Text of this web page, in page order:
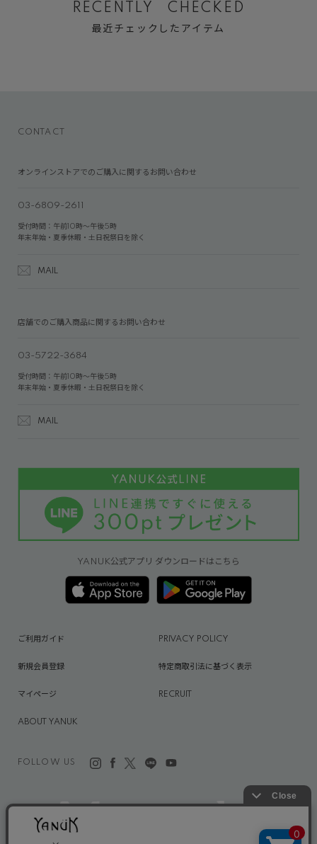
RECENTLY CHECKED
最近チェックしたアイテム
CONTACT
オンラインストアでのご購入に関するお問い合わせ
03-6809-2611
受付時間：午前10時～午後5時
年末年始・夏季休暇・土日祝祭日を除く
MAIL
店舗でのご購入商品に関するお問い合わせ
03-5722-3684
受付時間：午前10時～午後5時
年末年始・夏季休暇・土日祝祭日を除く
MAIL
YANUK公式アプリ ダウンロードはこちら
FOLLOW US
ご利用ガイド PRIVACY POLICY
新規会員登録 特定商取引法に基づく表示
マイページ RECRUIT
ABOUT YANUK